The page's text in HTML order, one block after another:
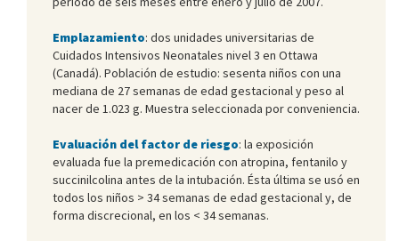
Emplazamiento: dos unidades universitarias de
Cuidados Intensivos Neonatales nivel 3 en Ottawa
(Canadá). Población de estudio: sesenta niños con una
mediana de 27 semanas de edad gestacional y peso al
nacer de 1.023 g. Muestra seleccionada por conveniencia.
Evaluación del factor de riesgo: la exposición
evaluada fue la premedicación con atropina, fentanilo y
succinilcolina antes de la intubación. Ésta última se usó en
todos los niños > 34 semanas de edad gestacional y, de
forma discrecional, en los < 34 semanas.